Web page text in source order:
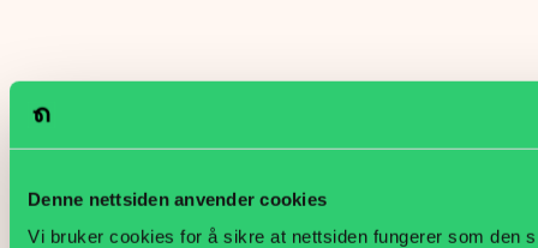
Denne nettsiden anvender cookies
Vi bruker cookies for å sikre at nettsiden fungerer som den